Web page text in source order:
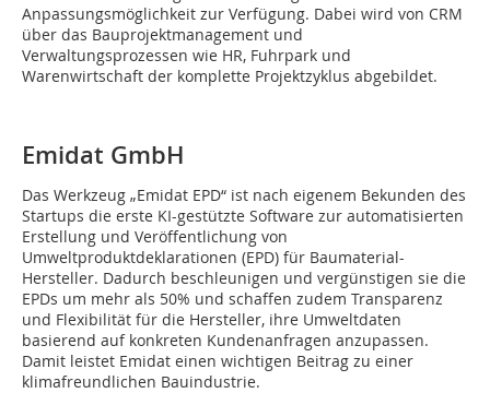
Anpassungsmöglichkeit zur Verfügung. Dabei wird von CRM
über das Bauprojektmanagement und
Verwaltungsprozessen wie HR, Fuhrpark und
Warenwirtschaft der komplette Projektzyklus abgebildet.
Emidat GmbH
Das Werkzeug „Emidat EPD“ ist nach eigenem Bekunden des
Startups die erste KI-gestützte Software zur automatisierten
Erstellung und Veröffentlichung von
Umweltproduktdeklarationen (EPD) für Baumaterial-
Hersteller. Dadurch beschleunigen und vergünstigen sie die
EPDs um mehr als 50% und schaffen zudem Transparenz
und Flexibilität für die Hersteller, ihre Umweltdaten
basierend auf konkreten Kundenanfragen anzupassen.
Damit leistet Emidat einen wichtigen Beitrag zu einer
klimafreundlichen Bauindustrie.